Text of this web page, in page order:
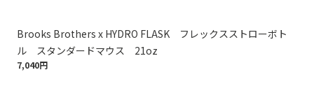
Brooks Brothers x HYDRO FLASK フレックスストローボト
ル スタンダードマウス 21oz
7,040円